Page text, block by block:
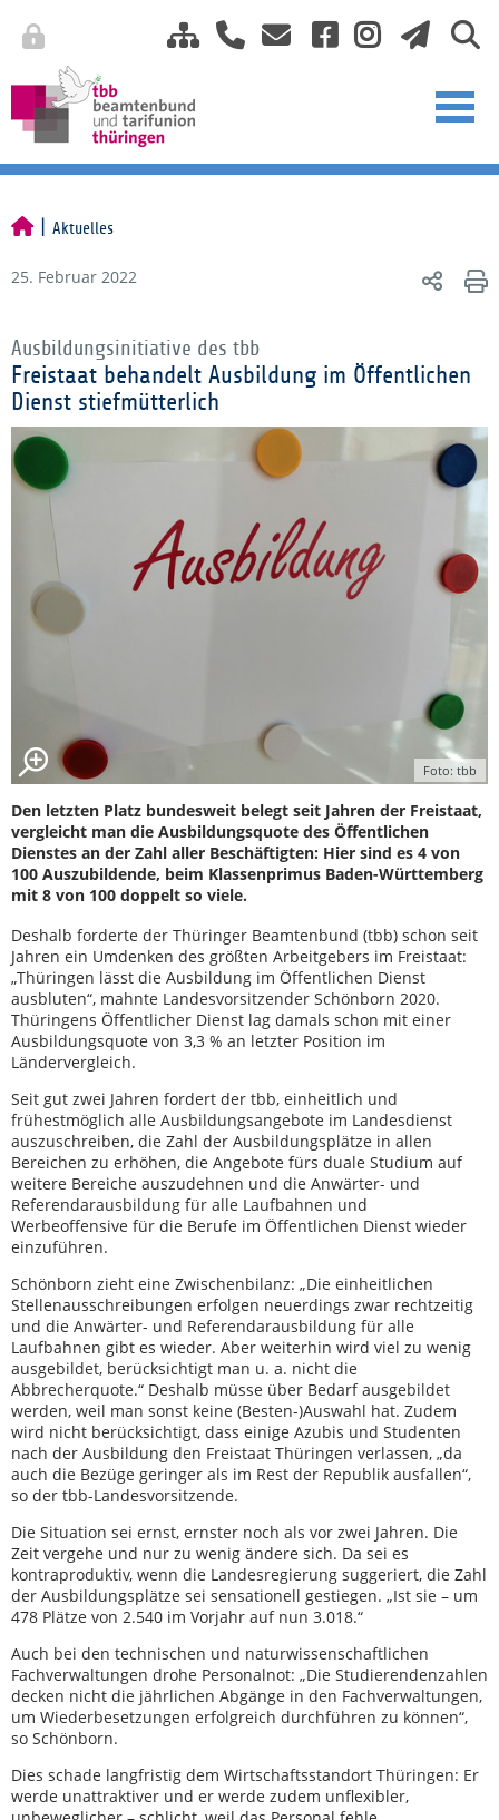
Aktuelles
25. Februar 2022
Ausbildungsinitiative des tbb
Freistaat behandelt Ausbildung im Öffentlichen
Dienst stiefmütterlich
Foto: tbb
Den letzten Platz bundesweit belegt seit Jahren der Freistaat,
vergleicht man die Ausbildungsquote des Öffentlichen
Dienstes an der Zahl aller Beschäftigten: Hier sind es 4 von
100 Auszubildende, beim Klassenprimus Baden-Württemberg
mit 8 von 100 doppelt so viele.
Deshalb forderte der Thüringer Beamtenbund (tbb) schon seit
Jahren ein Umdenken des größten Arbeitgebers im Freistaat:
„Thüringen lässt die Ausbildung im Öffentlichen Dienst
ausbluten“, mahnte Landesvorsitzender Schönborn 2020.
Thüringens Öffentlicher Dienst lag damals schon mit einer
Ausbildungsquote von 3,3 % an letzter Position im
Ländervergleich.
Seit gut zwei Jahren fordert der tbb, einheitlich und
frühestmöglich alle Ausbildungsangebote im Landesdienst
auszuschreiben, die Zahl der Ausbildungsplätze in allen
Bereichen zu erhöhen, die Angebote fürs duale Studium auf
weitere Bereiche auszudehnen und die Anwärter- und
Referendarausbildung für alle Laufbahnen und
Werbeoffensive für die Berufe im Öffentlichen Dienst wieder
einzuführen.
Schönborn zieht eine Zwischenbilanz: „Die einheitlichen
Stellenausschreibungen erfolgen neuerdings zwar rechtzeitig
und die Anwärter- und Referendarausbildung für alle
Laufbahnen gibt es wieder. Aber weiterhin wird viel zu wenig
ausgebildet, berücksichtigt man u. a. nicht die
Abbrecherquote.“ Deshalb müsse über Bedarf ausgebildet
werden, weil man sonst keine (Besten-)Auswahl hat. Zudem
wird nicht berücksichtigt, dass einige Azubis und Studenten
nach der Ausbildung den Freistaat Thüringen verlassen, „da
auch die Bezüge geringer als im Rest der Republik ausfallen“,
so der tbb-Landesvorsitzende.
Die Situation sei ernst, ernster noch als vor zwei Jahren. Die
Zeit vergehe und nur zu wenig ändere sich. Da sei es
kontraproduktiv, wenn die Landesregierung suggeriert, die Zahl
der Ausbildungsplätze sei sensationell gestiegen. „Ist sie – um
478 Plätze von 2.540 im Vorjahr auf nun 3.018.“
Auch bei den technischen und naturwissenschaftlichen
Fachverwaltungen drohe Personalnot: „Die Studierendenzahlen
decken nicht die jährlichen Abgänge in den Fachverwaltungen,
um Wiederbesetzungen erfolgreich durchführen zu können“,
so Schönborn.
Dies schade langfristig dem Wirtschaftsstandort Thüringen: Er
werde unattraktiver und er werde zudem unflexibler,